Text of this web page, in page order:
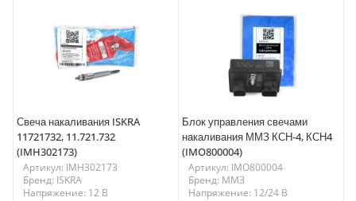
Свеча накаливания ISKRA
11721732, 11.721.732
(IMH302173)
Артикул: IMH302173
Бренд: ISKRA
Напряжение: 12 В
Блок управления свечами
накаливания ММЗ КСН-4, КСН4
(IMO800004)
Артикул: IMO800004
Бренд: ММЗ
Напряжение: 12/24 В